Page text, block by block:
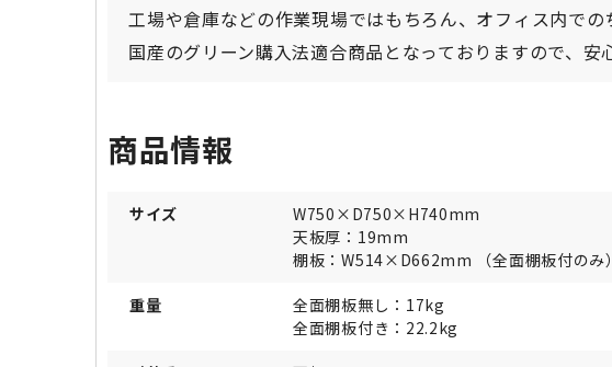
工場や倉庫などの作業現場ではもちろん、オフィス内での
国産のグリーン購入法適合商品となっておりますので、安
商品情報
サイズ
W750×D750×H740mm
天板厚：19mm
棚板：W514×D662mm （全面棚板付のみ）
重量
全面棚板無し：17kg
全面棚板付き：22.2kg